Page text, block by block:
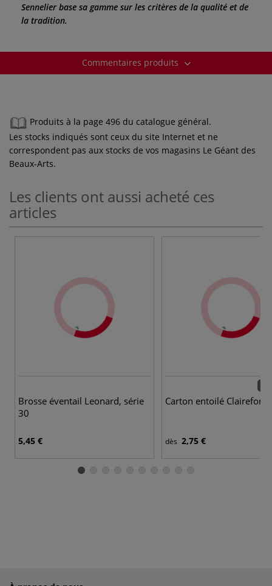
Sennelier base sa gamme sur les critères de la qualité et de
la tradition.
Commentaires produits
Produits à la page 496 du catalogue général.
Les stocks indiqués sont ceux du site Internet et ne
correspondent pas aux stocks de vos magasins Le Géant des
Beaux-Arts.
Les clients ont aussi acheté ces
articles
Brosse éventail Leonard, série
30
5,45 €
Carton entoilé
dès 2,75 €